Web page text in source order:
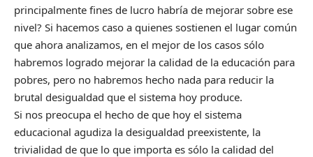
principalmente fines de lucro habría de mejorar sobre ese
nivel? Si hacemos caso a quienes sostienen el lugar común
que ahora analizamos, en el mejor de los casos sólo
habremos logrado mejorar la calidad de la educación para
pobres, pero no habremos hecho nada para reducir la
brutal desigualdad que el sistema hoy produce.
Si nos preocupa el hecho de que hoy el sistema
educacional agudiza la desigualdad preexistente, la
trivialidad de que lo que importa es sólo la calidad del